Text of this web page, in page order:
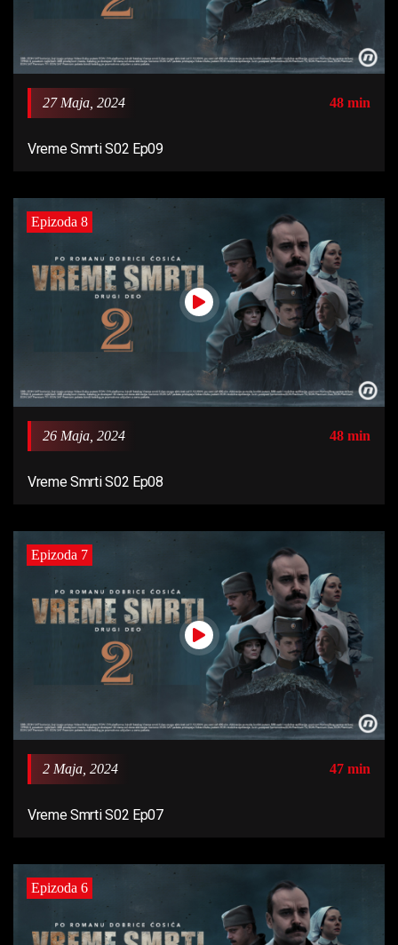
27 Maja, 2024 48 min
Vreme Smrti S02 Ep09
Epizoda 8
26 Maja, 2024 48 min
Vreme Smrti S02 Ep08
Epizoda 7
2 Maja, 2024 47 min
Vreme Smrti S02 Ep07
Epizoda 6